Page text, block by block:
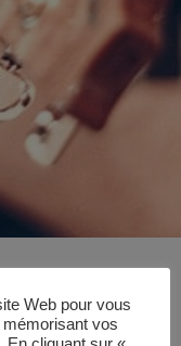
Web pour vous
vos